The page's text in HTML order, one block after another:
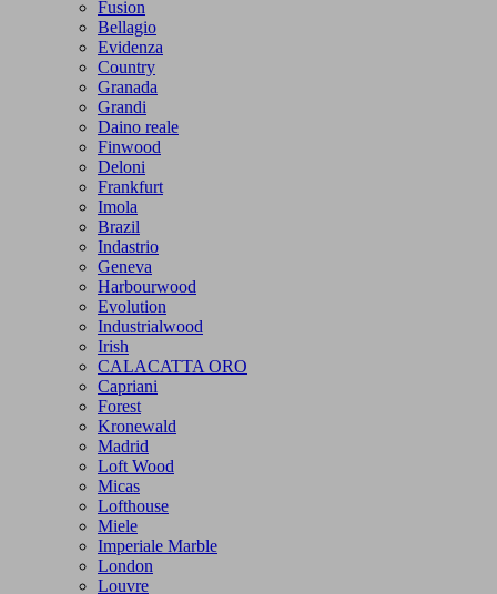
Fusion
Bellagio
Evidenza
Country
Granada
Grandi
Daino reale
Finwood
Deloni
Frankfurt
Imola
Brazil
Indastrio
Geneva
Harbourwood
Evolution
Industrialwood
Irish
CALACATTA ORO
Capriani
Forest
Kronewald
Madrid
Loft Wood
Micas
Lofthouse
Miele
Imperiale Marble
London
Louvre